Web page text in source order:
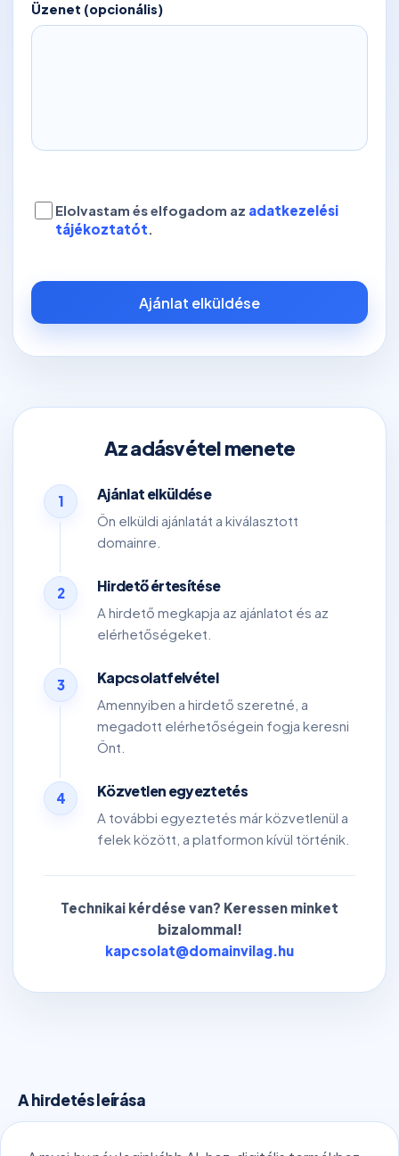
Üzenet (opcionális)
Elolvastam és elfogadom az adatkezelési
tájékoztatót.
Ajánlat elküldése
Az adásvétel menete
1 Ajánlat elküldése
Ön elküldi ajánlatát a kiválasztott
domainre.
2 Hirdető értesítése
A hirdető megkapja az ajánlatot és az
elérhetőségeket.
3 Kapcsolatfelvétel
Amennyiben a hirdető szeretné, a
megadott elérhetőségein fogja keresni
Önt.
4 Közvetlen egyeztetés
A további egyeztetés már közvetlenül a
felek között, a platformon kívül történik.
Technikai kérdése van? Keressen minket
bizalommal!
kapcsolat@domainvilag.hu
A hirdetés leírása